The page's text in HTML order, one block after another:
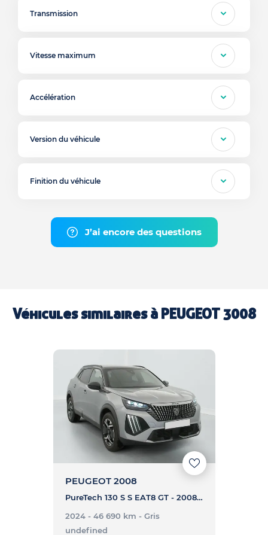
Transmission
Vitesse maximum
Accélération
Version du véhicule
Finition du véhicule
J’ai encore des questions
Véhicules similaires à PEUGEOT 3008
PEUGEOT 2008
PureTech 130 S S EAT8 GT - 2008 PureTech 130 S S EAT8 GT
2024 - 46 690 km - Gris
undefined